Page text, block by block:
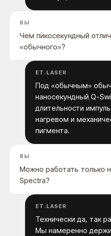
ВЫ
Чем пикосекундный
«обычного»?
ET.LASER
Под «обычным»
наносекундный Q-
длительности
нагревом и
пигмента.
ВЫ
Можно работать только
Spectra?
ET.LASER
Технически да, так
Мы намеренно